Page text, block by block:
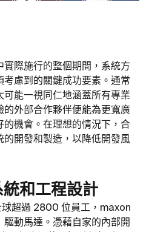
際施行的整個期間，系統方
慮到的關鍵成功要素。通常
能一視同仁地涵蓋所有專業
的外部合作夥伴便能為更寬廣
的機會。在理想的情況下，合
開發和製造，以降低開發風
和工程設計
超過 2800 位員工，maxon
動馬達。憑藉自家的內部開